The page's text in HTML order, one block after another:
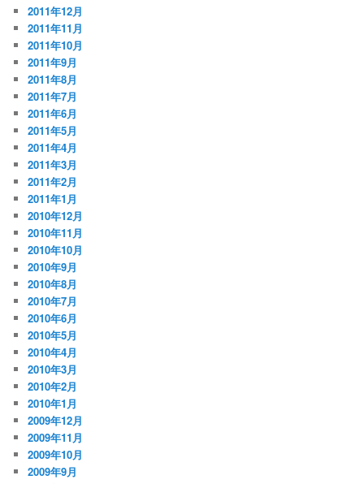
2011年12月
2011年11月
2011年10月
2011年9月
2011年8月
2011年7月
2011年6月
2011年5月
2011年4月
2011年3月
2011年2月
2011年1月
2010年12月
2010年11月
2010年10月
2010年9月
2010年8月
2010年7月
2010年6月
2010年5月
2010年4月
2010年3月
2010年2月
2010年1月
2009年12月
2009年11月
2009年10月
2009年9月